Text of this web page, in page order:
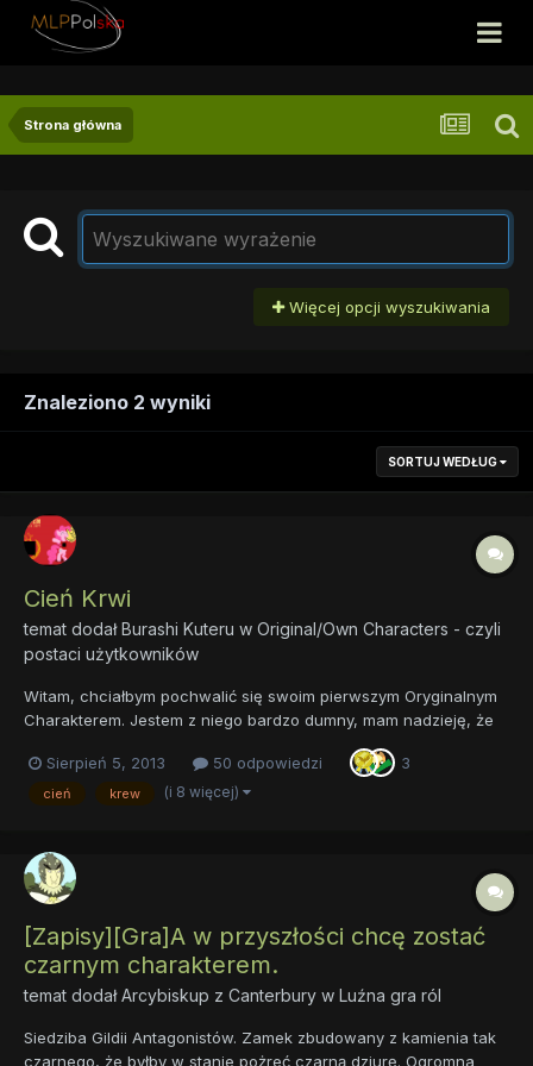
Strona główna
Więcej opcji wyszukiwania
Znaleziono 2 wyniki
SORTUJ WEDŁUG
Cień Krwi
temat dodałBurashi Kuteru w Original/Own Characters - czyli
postaci użytkowników
Witam, chciałbym pochwalić się swoim pierwszym Oryginalnym
Charakterem. Jestem z niego bardzo dumny, mam nadzieję, że
Cechy: zła, mściwa, wierna, bezlitosna Uroczy Znaczek:
półksiężyc ociekający krwistoczerwoną krwią Oczy: krwistoc...
Sierpień 5, 2013 50 odpowiedzi 3
cień krew (i 8 więcej)
[Zapisy][Gra]A w przyszłości chcę zostać
czarnym charakterem.
temat dodałArcybiskup z Canterbury w Luźna gra ról
Siedziba Gildii Antagonistów. Zamek zbudowany z kamienia tak
czarnego, że byłby w stanie pożreć czarną dziurę. Ogromna